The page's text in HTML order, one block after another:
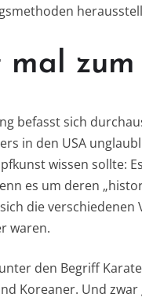
befasst sich
in den USA
wissen sollte:
es um deren
die
waren.
den Begriff
Koreaner. Und